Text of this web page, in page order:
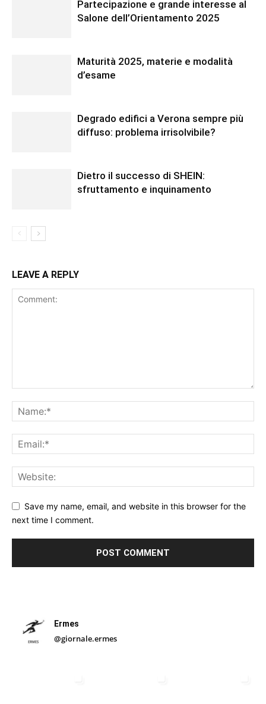
Partecipazione e grande interesse al
Salone dell’Orientamento 2025
Maturità 2025, materie e modalità
d’esame
Degrado edifici a Verona sempre più
diffuso: problema irrisolvibile?
Dietro il successo di SHEIN:
sfruttamento e inquinamento
LEAVE A REPLY
Save my name, email, and website in this browser for the
next time I comment.
Ermes
@giornale.ermes